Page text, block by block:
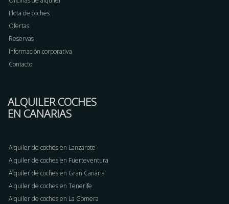
Flota de coches
Ofertas
Reservas
Información corporativa
Contacto
ALQUILER COCHES
EN CANARIAS
Alquiler de coches en Lanzarote
Alquiler de coches en Fuerteventura
Alquiler de coches en Gran Canaria
Alquiler de coches en Tenerife
Alquiler de coches en La Gomera